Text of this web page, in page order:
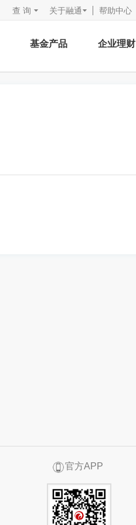
查 询 关于融通 帮助中心
基金产品 企业理财
官方APP